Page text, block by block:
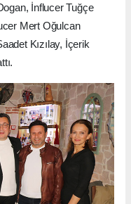
İnflucer Tuğçe
Mert Oğulcan
Kızılay, İçerik